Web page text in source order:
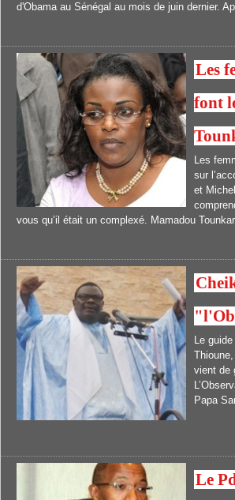
d'Obama au Sénégal au mois de juin dernier.
Les
font
Les
sur
et
vous qu’il était un complexé. Mamadou
Le
vient de
Papa
Le